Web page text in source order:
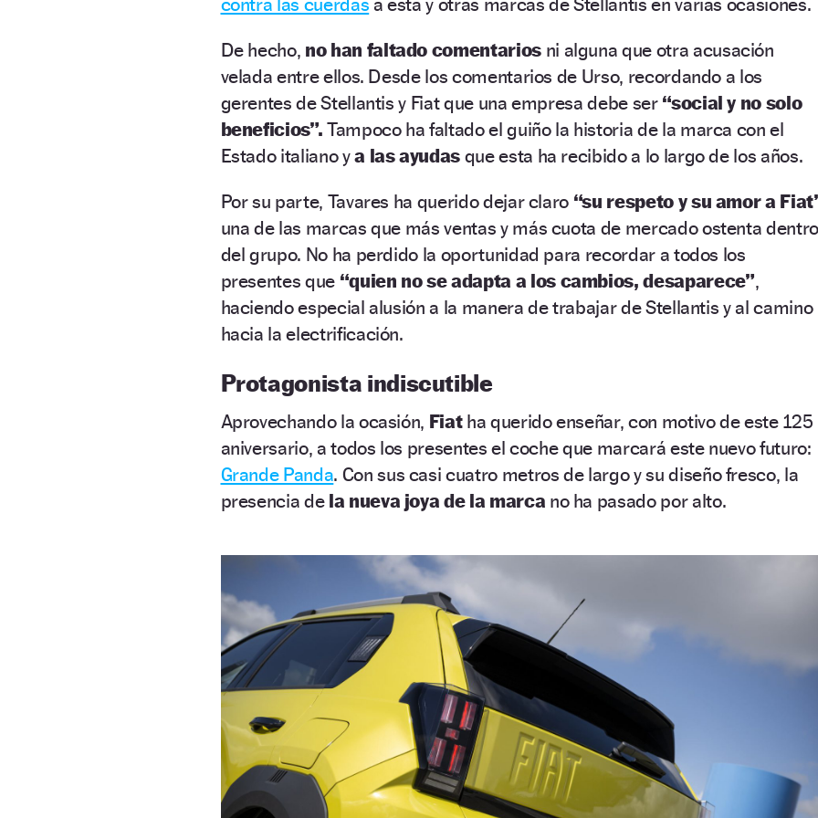
De hecho, no han faltado comentariosni alguna que otra acusación
velada entre ellos. Desde los comentarios de Urso, recordando a los
gerentes de Stellantis y Fiat que una empresa debe ser “social y no solo
beneficios”. Tampoco ha faltado el guiño la historia de la marca con el
Estado italiano ya las ayudas que esta ha recibido a lo largo de los años.
Por su parte, Tavares ha querido dejar claro “su respeto y su amor a
una de las marcas que más ventas y más cuota de mercado ostenta
del grupo. No ha perdido la oportunidad para recordar a todos los
presentes que“quien no se adapta a los cambios, desaparece”,
haciendo especial alusión a la manera de trabajar de Stellantis y al camino
hacia la electrificación.
Protagonista indiscutible
Aprovechando la ocasión, Fiat ha querido enseñar, con motivo de este 125
aniversario, a todos los presentes el coche que marcará este nuevo futuro:
Grande Panda. Con sus casi cuatro metros de largo y su diseño fresco, la
presencia de la nueva joya de la marca no ha pasado por alto.